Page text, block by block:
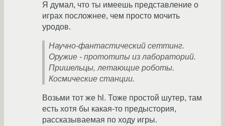
Я думал, что ты имеешь представление о
играх посложнее, чем просто мочить
уродов.
Научно-фантастический сеттинг.
Оружие - прототипы из лабораторий.
Пришельцы, летающие роботы.
Космические станции.
Возьми тот же hl. Тоже простой шутер, там
есть хотя бы какая-то предыстория,
рассказываемая по ходу игры.